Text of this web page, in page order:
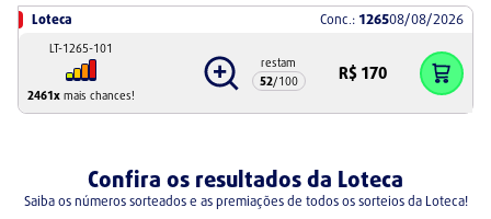
Loteca Conc.: 126508/08/2026
LT-1265-101
2461x mais chances!
restam
52/100 R$ 170
Confira os resultados da Loteca
Saiba os números sorteados e as premiações de todos os sorteios da Loteca!